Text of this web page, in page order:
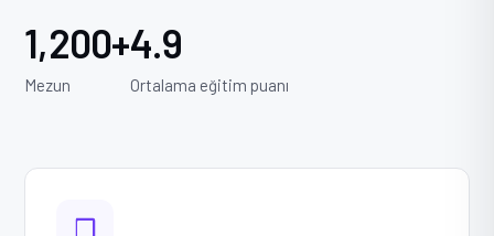
1,200+
Mezun
4.9
Ortalama eğitim puanı